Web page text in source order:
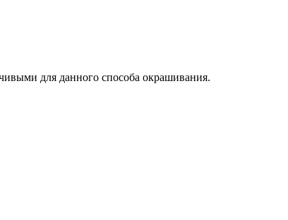
для данного способа окрашивания.